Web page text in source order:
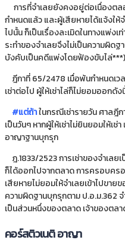
การที่จำเลยยังคงอยู่ต่อเนื่องต
กำหนดแล้ว และผู้เสียหายได้แจ้งใ
ไปนั้น ก็เป็นเรื่องละเมิดในทางแพ่ง
ระทำของจำเลยจึงไม่เป็นความผิด
บังคับเป็นคดีแพ่งโดยฟ้องขับไล่***)
ฎีกาที่ 65/2478 เมื่อพ้นกำหนดเ
เช่าต่อไป ผู้ให้เช่าไล่ก็ไม่ยอมออก
#แต่ถ้าในกรณีเช่ารายวัน ศาล
เป็นวันๆ หากผู้ให้เช่าไม่ยินยอมให้เช่
อาญาฐานบุกรุก
ฎ.1833/2523 การเช่าของจำเลย
ก็ได้ออกไปจากตลาด การครอบคร
เสียหายไม่ยอมให้จำเลยเข้าไปขาย
ความผิดฐานบุกรุกตาม ป.อ.ม.362 จ
เป็นส่วนหนึ่งของตลาด เจ้าของตล
คอร์สติวเนติ อาญา